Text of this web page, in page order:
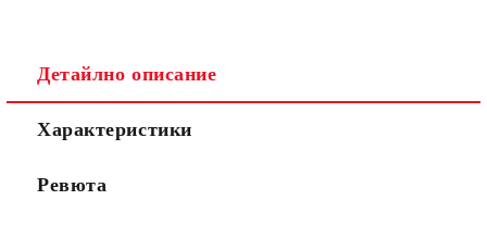
Съгласен съм сПолитиката за лични данни
Ние ще се свържем с вас в рамките на работния ден.
Детайлно описание
Характеристики
Ревюта